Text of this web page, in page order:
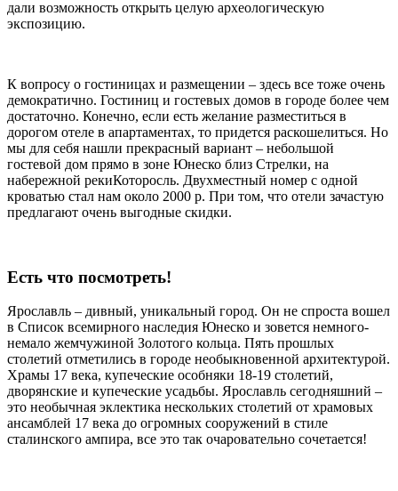
дали возможность открыть целую археологическую
экспозицию.
К вопросу о гостиницах и размещении – здесь все тоже очень
демократично. Гостиниц и гостевых домов в городе более чем
достаточно. Конечно, если есть желание разместиться в
дорогом отеле в апартаментах, то придется раскошелиться. Но
мы для себя нашли прекрасный вариант – небольшой
гостевой дом прямо в зоне Юнеско близ Стрелки, на
набережной рекиКоторосль. Двухместный номер с одной
кроватью стал нам около 2000 р. При том, что отели зачастую
предлагают очень выгодные скидки.
Есть что посмотреть!
Ярославль – дивный, уникальный город. Он не спроста вошел
в Список всемирного наследия Юнеско и зовется немного-
немало жемчужиной Золотого кольца. Пять прошлых
столетий отметились в городе необыкновенной архитектурой.
Храмы 17 века, купеческие особняки 18-19 столетий,
дворянские и купеческие усадьбы. Ярославль сегодняшний –
это необычная эклектика нескольких столетий от храмовых
ансамблей 17 века до огромных сооружений в стиле
сталинского ампира, все это так очаровательно сочетается!